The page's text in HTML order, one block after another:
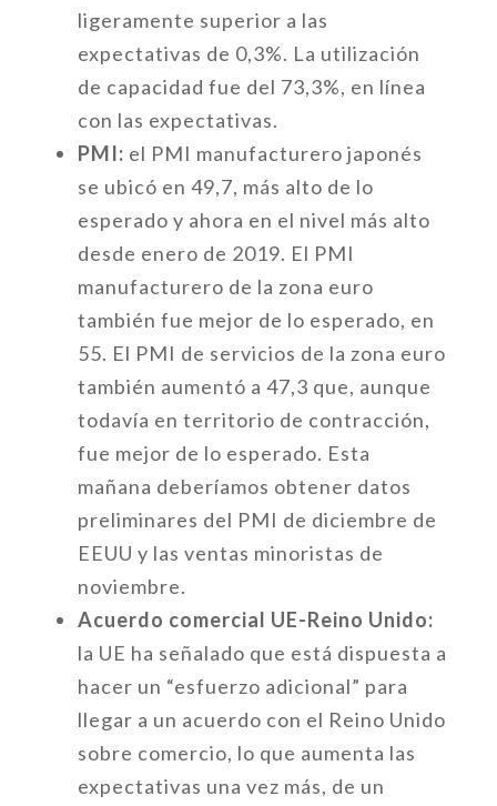
ligeramente superior a las
expectativas de 0,3%. La utilización
de capacidad fue del 73,3%, en línea
con las expectativas.
PMI: el PMI manufacturero japonés
se ubicó en 49,7, más alto de lo
esperado y ahora en el nivel más alto
desde enero de 2019. El PMI
manufacturero de la zona euro
también fue mejor de lo esperado, en
55. El PMI de servicios de la zona euro
también aumentó a 47,3 que, aunque
todavía en territorio de contracción,
fue mejor de lo esperado. Esta
mañana deberíamos obtener datos
preliminares del PMI de diciembre de
EEUU y las ventas minoristas de
noviembre.
Acuerdo comercial UE-Reino Unido:
la UE ha señalado que está dispuesta a
hacer un “esfuerzo adicional” para
llegar a un acuerdo con el Reino Unido
sobre comercio, lo que aumenta las
expectativas una vez más, de un